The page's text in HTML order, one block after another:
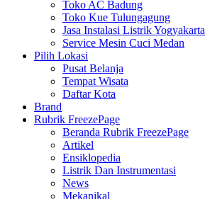
Toko AC Badung
Toko Kue Tulungagung
Jasa Instalasi Listrik Yogyakarta
Service Mesin Cuci Medan
Pilih Lokasi
Pusat Belanja
Tempat Wisata
Daftar Kota
Brand
Rubrik FreezePage
Beranda Rubrik FreezePage
Artikel
Ensiklopedia
Listrik Dan Instrumentasi
News
Mekanikal